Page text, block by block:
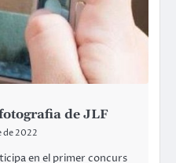
de JLF
de 2022
en el primer concurs